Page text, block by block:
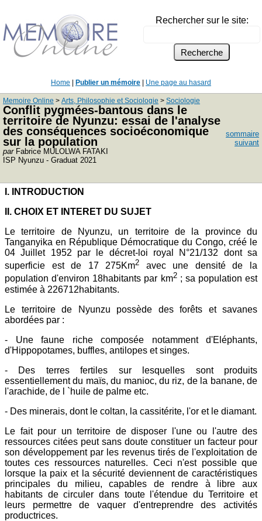
Rechercher sur le site:
Home Publier un mémoire Une page au hasard
Memoire Online > Arts, Philosophie et Sociologie > Sociologie
Conflit pygmées-bantous dans le
territoire de Nyunzu: essai de l'analyse
des conséquences socioéconomique
sur la population
parFabrice MULOLWA FATAKI
ISP Nyunzu - Graduat 2021
sommaire
suivant
I. INTRODUCTION
II. CHOIX ET INTERET DU SUJET
Le territoire de Nyunzu, un territoire de la province du
Tanganyika en République Démocratique du Congo, créé le
04 Juillet 1952 par le décret-loi royal N°21/132 dont sa
superficie est de 17 275Km2 avec une densité de la
population d'environ 18habitants par km2 ; sa population est
estimée à 226712habitants.
Le territoire de Nyunzu possède des forêts et savanes
abordées par :
- Une faune riche composée notamment d'Eléphants,
d'Hippopotames, buffles, antilopes et singes.
- Des terres fertiles sur lesquelles sont produits
essentiellement du maïs, du manioc, du riz, de la banane, de
l'arachide, de l `huile de palme etc.
- Des minerais, dont le coltan, la cassitérite, l'or et le diamant.
Le fait pour un territoire de disposer l'une ou l'autre des
ressources citées peut sans doute constituer un facteur pour
son développement par les revenus tirés de l'exploitation de
toutes ces ressources naturelles. Ceci n'est possible que
lorsque la paix et la sécurité deviennent de caractéristiques
principales du milieu, capables de rendre à libre aux
habitants de circuler dans toute l'étendue du Territoire et
leurs permettre de vaquer d'entreprendre des activités
productrices.